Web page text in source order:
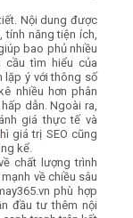
Nội dung được
tính năng tiện ích,
bao phủ nhiều
tìm hiểu của
lặp ý với thông số
nhiều hơn phân
dẫn. Ngoài ra,
giá thực tế và
giá trị SEO cũng
kể.
chất lượng trình
về chiều sâu
phù hợp
đầu tư thêm nội